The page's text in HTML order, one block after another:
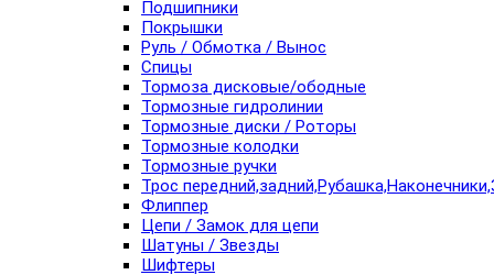
Подшипники
Покрышки
Руль / Обмотка / Вынос
Спицы
Тормоза дисковые/ободные
Тормозные гидролинии
Тормозные диски / Роторы
Тормозные колодки
Тормозные ручки
Трос
Флиппер
Цепи / Замок для цепи
Шатуны / Звезды
Шифтеры